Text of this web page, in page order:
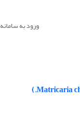
ورود به سامانه